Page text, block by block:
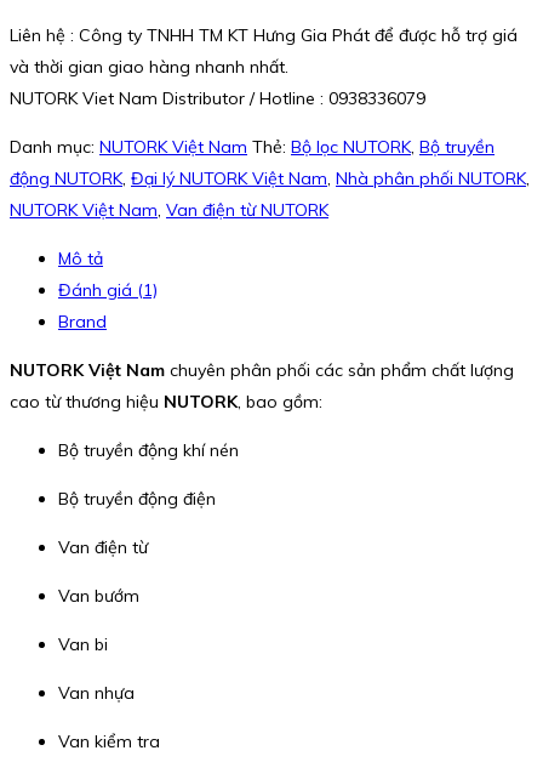
Liên hệ : Công ty TNHH TM KT Hưng Gia Phát để được hỗ trợ giá
và thời gian giao hàng nhanh nhất.
NUTORK Viet Nam Distributor / Hotline : 0938336079
Danh mục: NUTORK Việt Nam Thẻ: Bộ lọc NUTORK, Bộ truyền
động NUTORK, Đại lý NUTORK Việt Nam, Nhà phân phối NUTORK,
NUTORK Việt Nam, Van điện từ NUTORK
Mô tả
Đánh giá (1)
Brand
NUTORK Việt Nam chuyên phân phối các sản phẩm chất lượng
cao từ thương hiệu NUTORK, bao gồm:
Bộ truyền động khí nén
Bộ truyền động điện
Van điện từ
Van bướm
Van bi
Van nhựa
Van kiểm tra